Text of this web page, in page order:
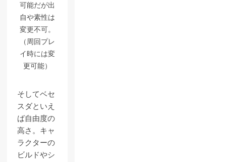
可能だが出
自や素性は
変更不可。
（周回プレ
イ時には変
更可能）
そしてベセ
スダといえ
ば自由度の
高さ。キャ
ラクターの
ビルドやシ